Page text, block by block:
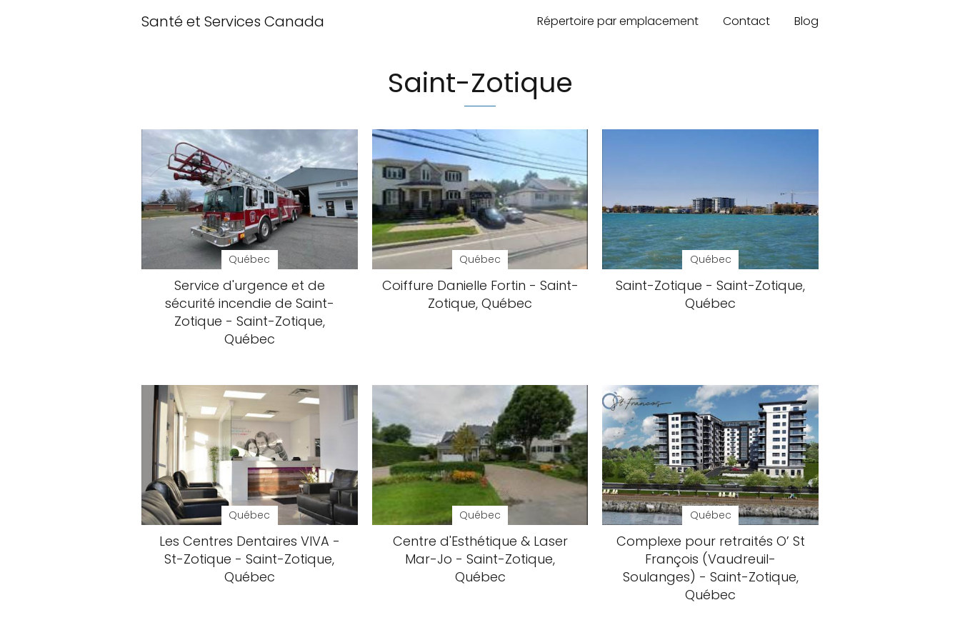
Santé et Services Canada Répertoire par emplacement Contact Blog
Saint-Zotique
Québec
Service d'urgence et de
sécurité incendie de Saint-
Zotique - Saint-Zotique,
Québec
Québec
Coiffure Danielle Fortin - Saint-
Zotique, Québec
Québec
Saint-Zotique - Saint-Zotique,
Québec
Québec
Les Centres Dentaires VIVA -
St-Zotique - Saint-Zotique,
Québec
Québec
Centre d'Esthétique & Laser
Mar-Jo - Saint-Zotique,
Québec
Québec
Complexe pour retraités O’ St
François (Vaudreuil-
Soulanges) - Saint-Zotique,
Québec